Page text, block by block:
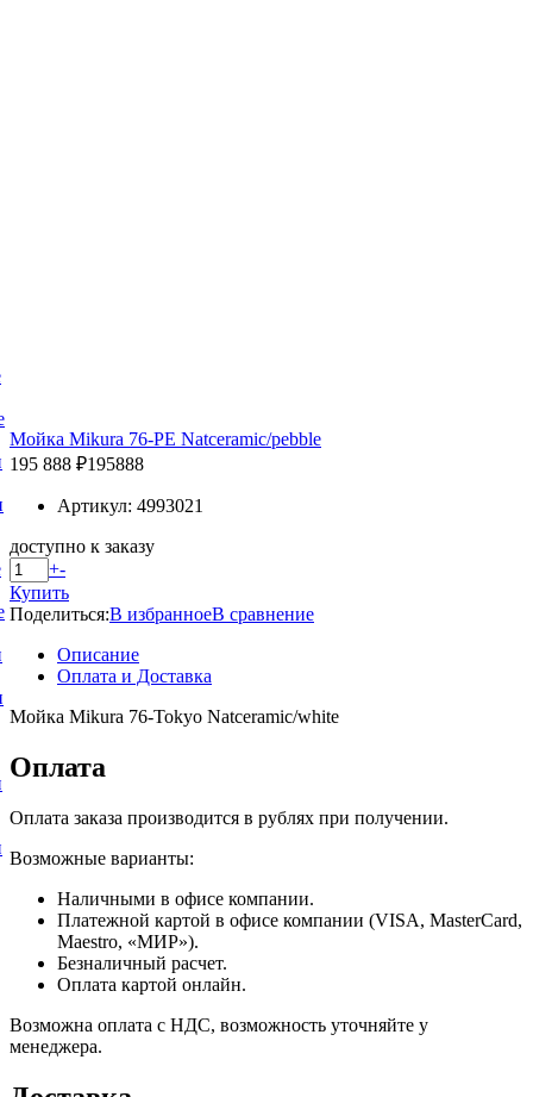
Мойка Mikura 76-PE Natceramic/pebble
195 888 ₽195888
Артикул: 4993021
доступно к заказу
+-
Купить
Поделиться:В избранноеВ сравнение
Описание
Оплата и Доставка
Мойка Mikura 76-Tokyo Natceramic/white
Оплата
Оплата заказа производится в рублях при получении.
Возможные варианты:
Наличными в офисе компании.
Платежной картой в офисе компании (VISA, MasterCard,
Maestro, «МИР»).
Безналичный расчет.
Оплата картой онлайн.
Возможна оплата с НДС, возможность уточняйте у
менеджера.